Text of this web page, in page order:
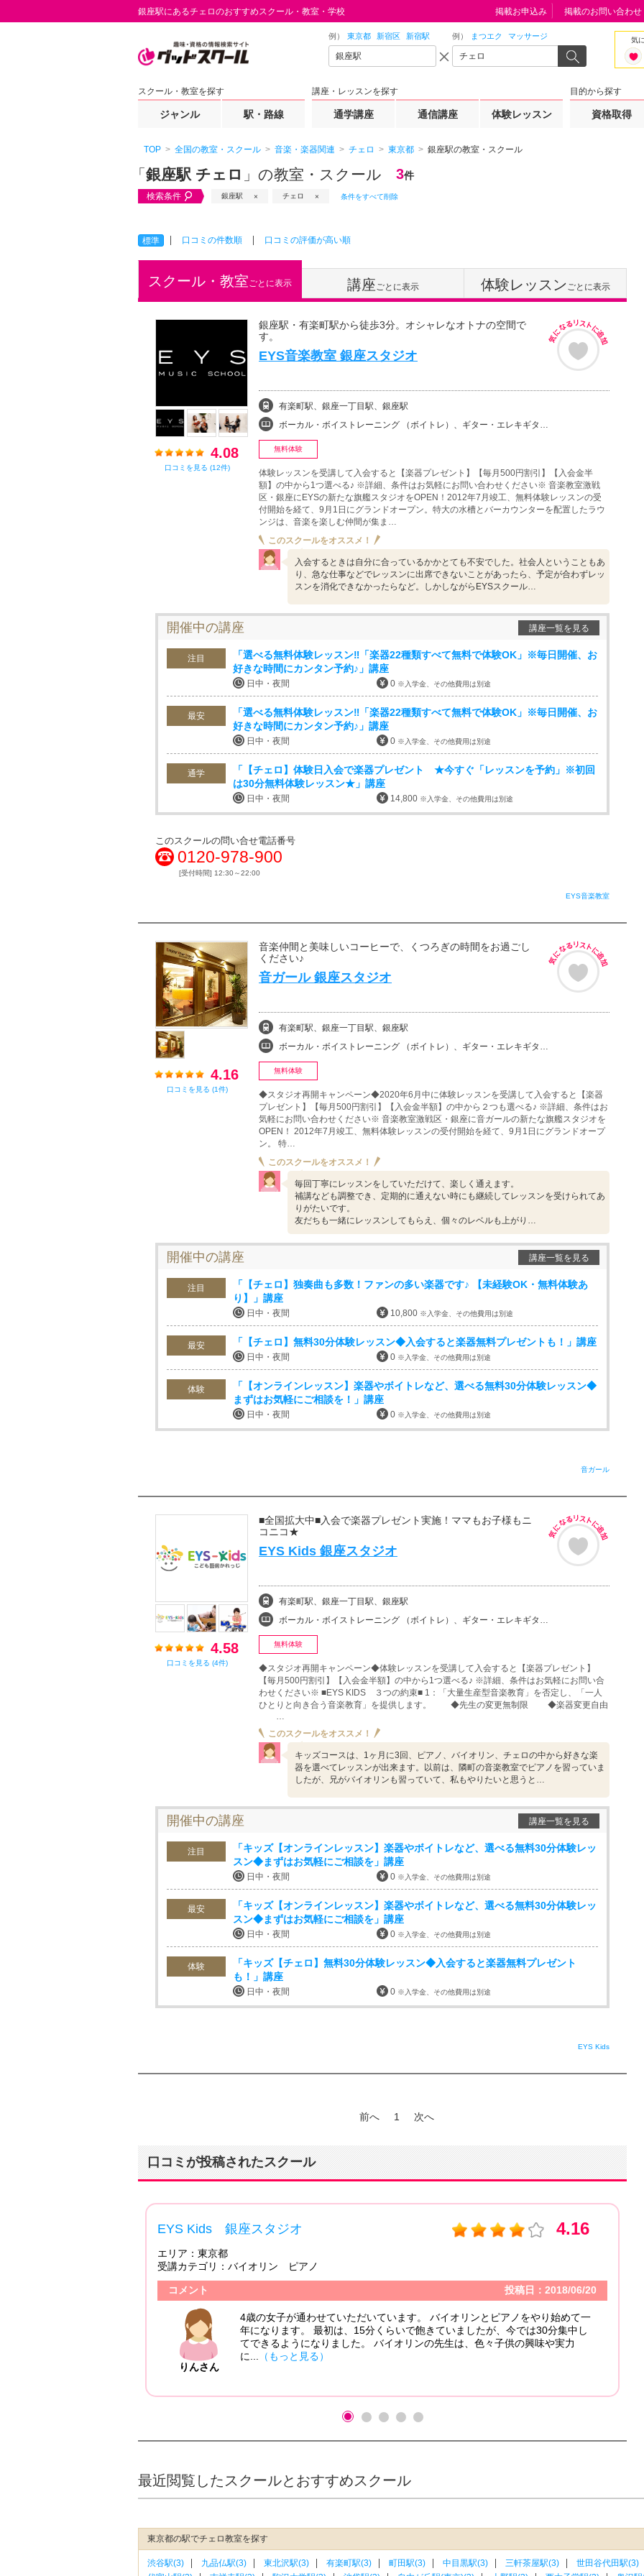
銀座駅にあるチェロのおすすめスクール・教室・学校
例） 東京都 新宿区 新宿駅 例） まつエク マッサージ 気
スクール・教室を探す
ジャンル 駅・路線
講座・レッスンを探す
通学講座 通信講座 体験レッスン
目的から探す
資格取得
掲載お申込み 掲載のお問い合わせ
TOP 全国の教室・スクール 音楽・楽器関連 チェロ 東京都 銀座駅の教室・スクール
「 銀座駅 チェロ 」の教室・スクール 3件
検索条件 銀座駅 チェロ 条件をすべて削除
標準 口コミの件数順 口コミの評価が高い順
スクール・教室ごとに表示 講座ごとに表示 体験レッスンごとに表示
4.08
口コミを見る (12件)
銀座駅・有楽町駅から徒歩3分。オシャレなオトナの空間で
す。
EYS音楽教室 銀座スタジオ
有楽町駅、銀座一丁目駅、銀座駅
ボーカル・ボイストレーニング （ボイトレ）、ギター・エレキギター、バイオリン、ウクレレ、ベース、チェロ、ウッドベース、ビ…
無料体験
体験レッスンを受講して入会すると【楽器プレゼント】【毎月500円割引】【入会金半
額】の中から1つ選べる♪ ※詳細、条件はお気軽にお問い合わせください※ 音楽教室激戦
区・銀座にEYSの新たな旗艦スタジオをOPEN！2012年7月竣工、無料体験レッスンの受
付開始を経て、9月1日にグランドオープン。特大の水槽とバーカウンターを配置したラウ
ンジは、音楽を楽しむ仲間が集ま…
このスクールをオススメ！
入会するときは自分に合っているかかとても不安でした。社会人ということもあ
り、急な仕事などでレッスンに出席できないことがあったら、予定が合わずレッ
スンを消化できなかったらなど。しかしながらEYSスクール…
開催中の講座 講座一覧を見る
注目
「選べる無料体験レッスン‼「楽器22種類すべて無料で体験OK」※毎日開催、お
好きな時間にカンタン予約♪」講座
日中・夜間 0 ※入学金、その他費用は別途
最安
「選べる無料体験レッスン‼「楽器22種類すべて無料で体験OK」※毎日開催、お
好きな時間にカンタン予約♪」講座
日中・夜間 0 ※入学金、その他費用は別途
通学
「【チェロ】体験日入会で楽器プレゼント ★今すぐ「レッスンを予約」※初回
は30分無料体験レッスン★」講座
日中・夜間 14,800 ※入学金、その他費用は別途
このスクールの問い合せ電話番号
0120-978-900
[受付時間] 12:30～22:00
EYS音楽教室
4.16
口コミを見る (1件)
音楽仲間と美味しいコーヒーで、くつろぎの時間をお過ごし
ください♪
音ガール 銀座スタジオ
有楽町駅、銀座一丁目駅、銀座駅
ボーカル・ボイストレーニング （ボイトレ）、ギター・エレキギター、バイオリン、ウクレレ、ベース、チェロ、ビオラ、ピアノ、…
無料体験
◆スタジオ再開キャンペーン◆2020年6月中に体験レッスンを受講して入会すると【楽器
プレゼント】【毎月500円割引】【入会金半額】の中から２つも選べる♪ ※詳細、条件はお
気軽にお問い合わせください※ 音楽教室激戦区・銀座に音ガールの新たな旗艦スタジオを
OPEN！ 2012年7月竣工、無料体験レッスンの受付開始を経て、9月1日にグランドオープ
ン。 特…
このスクールをオススメ！
毎回丁寧にレッスンをしていただけて、楽しく通えます。
補講なども調整でき、定期的に通えない時にも継続してレッスンを受けられてあ
りがたいです。
友だちも一緒にレッスンしてもらえ、個々のレベルも上がり…
開催中の講座 講座一覧を見る
注目
「【チェロ】独奏曲も多数！ファンの多い楽器です♪ 【未経験OK・無料体験あ
り】」講座
日中・夜間 10,800 ※入学金、その他費用は別途
最安 「【チェロ】無料30分体験レッスン◆入会すると楽器無料プレゼントも！」講座
日中・夜間 0 ※入学金、その他費用は別途
体験
「【オンラインレッスン】楽器やボイトレなど、選べる無料30分体験レッスン◆
まずはお気軽にご相談を！」講座
日中・夜間 0 ※入学金、その他費用は別途
音ガール
4.58
口コミを見る (4件)
■全国拡大中■入会で楽器プレゼント実施！ママもお子様もニ
コニコ★
EYS Kids 銀座スタジオ
有楽町駅、銀座一丁目駅、銀座駅
ボーカル・ボイストレーニング （ボイトレ）、ギター・エレキギター、バイオリン、ウクレレ、チェロ、ピアノ、ドラム、フルート…
無料体験
◆スタジオ再開キャンペーン◆体験レッスンを受講して入会すると【楽器プレゼント】
【毎月500円割引】【入会金半額】の中から1つ選べる♪ ※詳細、条件はお気軽にお問い合
わせください※ ■EYS KIDS ３つの約束■ 1：「大量生産型音楽教育」を否定し、「一人
ひとりと向き合う音楽教育」を提供します。 ◆先生の変更無制限 ◆楽器変更自由
…
このスクールをオススメ！
キッズコースは、1ヶ月に3回、ピアノ、バイオリン、チェロの中から好きな楽
器を選べてレッスンが出来ます。以前は、隣町の音楽教室でピアノを習っていま
したが、兄がバイオリンも習っていて、私もやりたいと思うと…
開催中の講座 講座一覧を見る
注目
「キッズ【オンラインレッスン】楽器やボイトレなど、選べる無料30分体験レッ
スン◆まずはお気軽にご相談を」講座
日中・夜間 0 ※入学金、その他費用は別途
最安
「キッズ【オンラインレッスン】楽器やボイトレなど、選べる無料30分体験レッ
スン◆まずはお気軽にご相談を」講座
日中・夜間 0 ※入学金、その他費用は別途
体験
「キッズ【チェロ】無料30分体験レッスン◆入会すると楽器無料プレゼント
も！」講座
日中・夜間 0 ※入学金、その他費用は別途
EYS Kids
前へ 1 次へ
口コミが投稿されたスクール
EYS Kids 銀座スタジオ 4.16
東京都
受講カテゴリ：バイオリン ピアノ
投稿日：2018/06/20
4歳の女子が通わせていただいています。 バイオリンとピアノをやり始めて一
年になります。 最初は、15分くらいで飽きていましたが、今では30分集中し
てできるようになりました。 バイオリンの先生は、色々子供の興味や実力
に...
（もっと見る）
EYS Kids
コメント
最近閲覧したスクールとおすすめスクール
東京都の駅でチェロ教室を探す
渋谷駅(3) 九品仏駅(3) 東北沢駅(3) 有楽町駅(3) 町田駅(3) 中目黒駅(3) 三軒茶屋駅(3) 世田谷代田駅(3)